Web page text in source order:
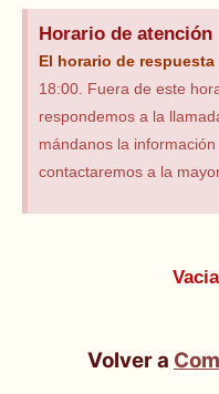
Horario de atención
El horario de respuesta
18:00. Fuera de este
respondemos a la
mándanos la
contactaremos a la
Volver a